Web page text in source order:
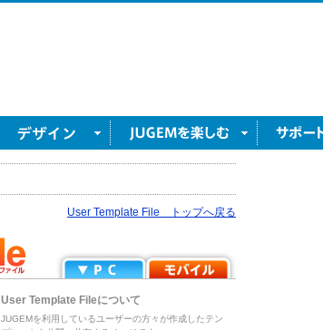
User Template File トップへ戻る
User Template Fileについて
JUGEMを利用しているユーザーの方々が作成したテン